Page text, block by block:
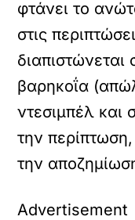
φτάνει το
στις
βαρηκοΐα
ντεσιμπέλ και
την
την
Advertisement